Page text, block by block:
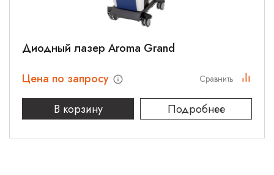
Диодный лазер Aroma Grand
Цена по запросу
В корзину
Подробнее
Сравнить